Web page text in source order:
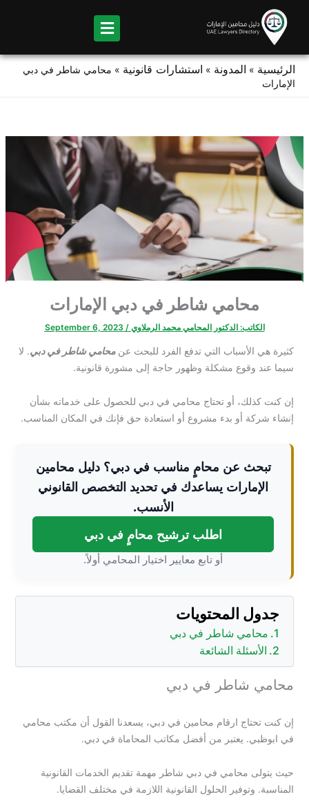
content
الرئيسية » المدونة » استشارات قانونية » محامي شاطر في دبي
الإمارات
محامي شاطر في دبي الإمارات
الكاتب: الدكتور المحامي محمد الرملاوي/
September 6, 2023
كثيرة هي الأسباب التي تدفع الفرد للبحث عنمحامي شاطر في دبي. لا
سيما عند وقوع مشكلة وظهور حاجة إلى مشورة قانونية.
إن كنت كذلك، أو تحتاج محامي في دبي للحصول على خدماته بشأن
إنشاء شركة أو بدء مشروع أو استعادة حق فإنك في المكان المناسب.
تبحث عن محامٍ مناسب في دبي؟ دليل محامين
الإمارات يساعدك في تحديد التخصص القانوني
الأنسب.
اطلب ترشيح محامٍ في دبي
أو تابع معايير اختيار المحامي أولاً.
جدول المحتويات
محامي شاطر في دبي
الأسئلة الشائعة
محامي شاطر في دبي
إن كنت تحتاج ارقام محامين في دبي، يسعدنا القول أن مكتب محامي
في ابوظبي. يعتبر من أفضل مكاتب المحاماة في دبي.
حيث يتولى محامي في دبي شاطر مهمة تقديم الخدمات القانونية
المناسبة. وتوفير الحلول القانونية اللازمة في مختلف القضايا.